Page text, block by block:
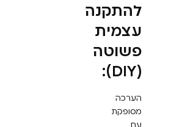
להתקנה
עצמית
פשוטה
הערכה
מסופקת